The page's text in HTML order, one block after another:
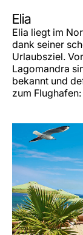
Elia
Elia liegt im
dank seiner
Urlaubsziel.
Lagomandra
bekannt und
zum